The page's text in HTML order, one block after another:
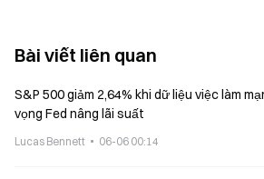
Bài viết liên quan
S&P 500 giảm 2,64% khi dữ liệu việc làm
vọng Fed nâng lãi suất
Lucas Bennett 06-06 00:14